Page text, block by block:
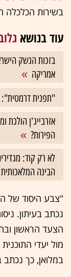
בשירות הכלכלה
עוד בנושא
בזכות הנשק
אמריקה
"תפנית
אזרבייג'ן
הפירות?
לא רק קוד:
הבינה
"צבע היסוד של
נכתב בעיתון.
הצעד הראשון
מול יעדי
במלואן, כך נכתב